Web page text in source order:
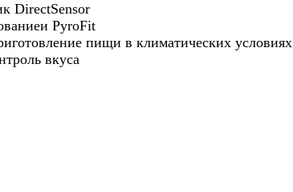
DirectSensor
PyroFit
пищи в климатических условиях
вкуса